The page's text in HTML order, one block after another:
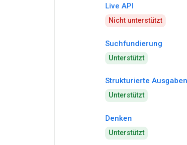
Live API
Nicht unterstützt
Suchfundierung
Unterstützt
Strukturierte Ausgaben
Unterstützt
Denken
Unterstützt